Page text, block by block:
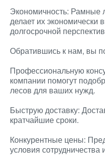
Экономичность: Рамные
делает их
долгосрочной
Обратившись к нам, вы
Профессиональную
компании помогут
лесов для ваших нужд.
Быструю доставку:
кратчайшие сроки.
Конкурентные цены:
условия сотрудничества